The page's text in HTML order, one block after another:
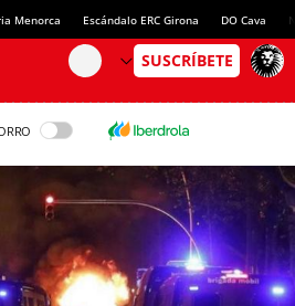
Menorca Escándalo ERC Girona DO Cava